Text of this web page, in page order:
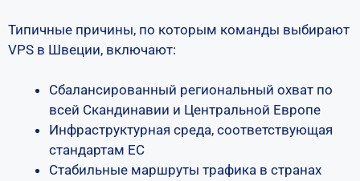
Типичные причины, по которым команды выбирают
VPS в Швеции, включают:
Сбалансированный региональный охват по
всей Скандинавии и Центральной Европе
Инфраструктурная среда, соответствующая
стандартам ЕС
Стабильные маршруты трафика в странах